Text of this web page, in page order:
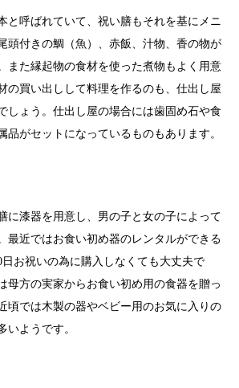
と呼ばれていて、祝い膳もそれを基にメニ
頭付きの鯛（魚）、赤飯、汁物、香の物が
また縁起物の食材を使った煮物もよく用意
の買い出しして料理を作るのも、仕出し屋
しょう。仕出し屋の場合には歯固め石や食
品がセットになっているものもあります。
に漆器を用意し、男の子と女の子によって
最近ではお食い初め器のレンタルができる
お祝いの為に購入しなくても大丈夫で
母方の実家からお食い初め用の食器を贈っ
頃では木製の器やベビー用のお気に入りの
いようです。